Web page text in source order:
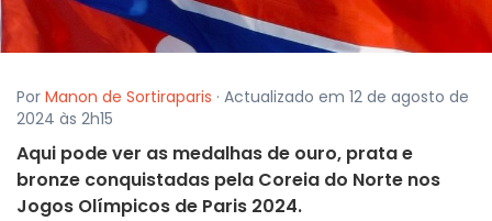
Por Manon de Sortiraparis · Actualizado em 12 de agosto de
2024 às 2h15
Aqui pode ver as medalhas de ouro, prata e
bronze conquistadas pela Coreia do Norte nos
Jogos Olímpicos de Paris 2024.